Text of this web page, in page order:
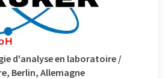
d'analyse en laboratoire /
Berlin, Allemagne